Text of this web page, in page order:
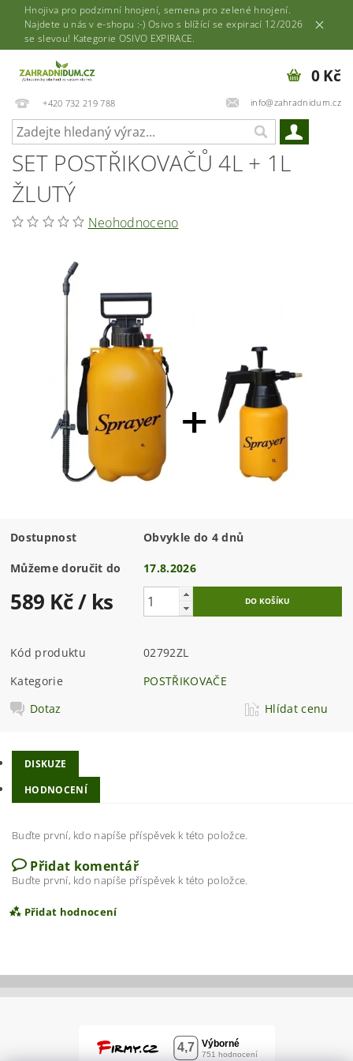
Hnojiva pro podzimní hnojení, semena pro zelené hnojení.
Najdete u nás v e-shopu :-) Osivo s blížící se expirací 12/2026
se slevou! Kategorie OSIVO EXPIRACE.
+420 732 219 788 info@zahradnidum.cz
0 Kč
SET POSTŘIKOVAČŮ 4L + 1L
ŽLUTÝ
Neohodnoceno
Dostupnost Obvykle do 4 dnů
Můžeme doručit do 17.8.2026
589 Kč/ ks
Kód produktu
02792ZL
Kategorie
POSTŘIKOVAČE
Dotaz
Hlídat cenu
DISKUZE
HODNOCENÍ
Buďte první, kdo napíše příspěvek k této položce.
Přidat komentář
Buďte první, kdo napíše příspěvek k této položce.
Přidat hodnocení